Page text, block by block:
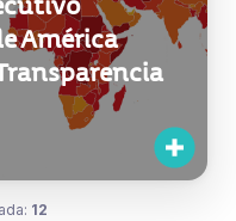
América
12